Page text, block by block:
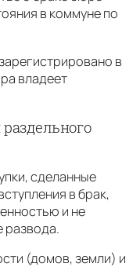
в коммуне по
в
владеет
сделанные
в брак,
и не
развода.
(домов, земли) и